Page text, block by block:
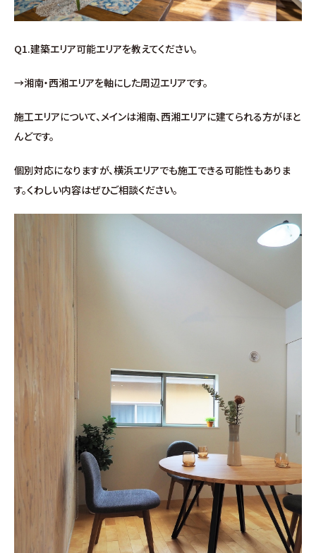
∟性能 / 耐震・制震性能
∟家づくりの流れ
∟自由設計・高性能住宅『AUCA』
∟自由設計・高断熱仕様住宅『MODERATE』
∟規格型・高性能住宅『Waffle』
∟宿泊体験予約
∟内覧予約
∟ご宿泊体験者フォト
分譲情報
∟新規分譲住宅
Q1.建築エリア可能エリアを教えてください。
→湘南・西湘エリアを軸にした周辺エリアです。
施工エリアについて、メインは湘南、西湘エリアに建てられる方がほと
んどです。
個別対応になりますが、横浜エリアでも施工できる可能性もありま
す。くわしい内容はぜひご相談ください。